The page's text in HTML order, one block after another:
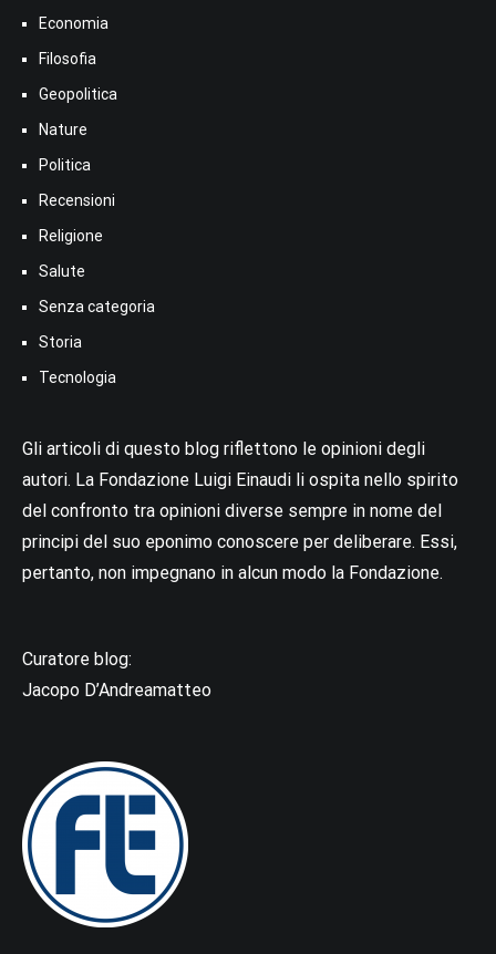
Economia
Filosofia
Geopolitica
Nature
Politica
Recensioni
Religione
Salute
Senza categoria
Storia
Tecnologia
Gli articoli di questo blog riflettono le opinioni degli
autori. La Fondazione Luigi Einaudi li ospita nello spirito
del confronto tra opinioni diverse sempre in nome del
principi del suo eponimo conoscere per deliberare. Essi,
pertanto, non impegnano in alcun modo la Fondazione.
Curatore blog:
Jacopo D’Andreamatteo